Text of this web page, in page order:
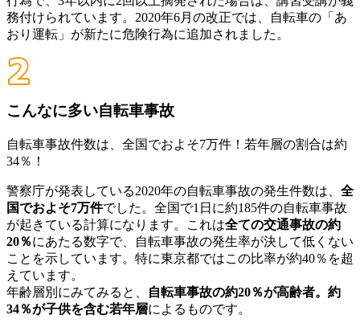
務付けられています。2020年6月の改正では、自転車の「あ
おり運転」が新たに危険行為に追加されました。
こんなに多い自転車事故
自転車事故件数は、全国でおよそ7万件！若年層の割合は約
34％！
警察庁が発表している2020年の自転車事故の発生件数は、 全
国でおよそ7万件でした。全国で1日に約185件の自転車事故
が起きている計算になります。これは全ての交通事故の約
20％にあたる数字で、自転車事故の発生率が決して低くない
ことを示しています。特に東京都ではこの比率が約40％を超
えています。
年齢層別にみてみると、
自転車事故の約20％が高齢者。約
34％が子供を含む若年層によるものです。